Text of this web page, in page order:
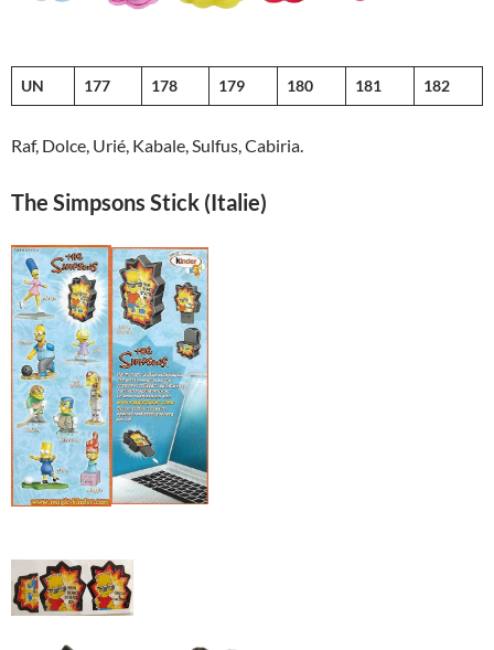
UN 177 178 179 180 181 182
Raf, Dolce, Urié, Kabale, Sulfus, Cabiria.
The Simpsons Stick (Italie)